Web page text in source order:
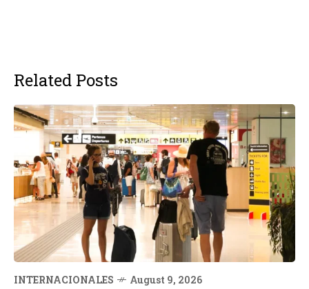
Related Posts
INTERNACIONALES August 9, 2026